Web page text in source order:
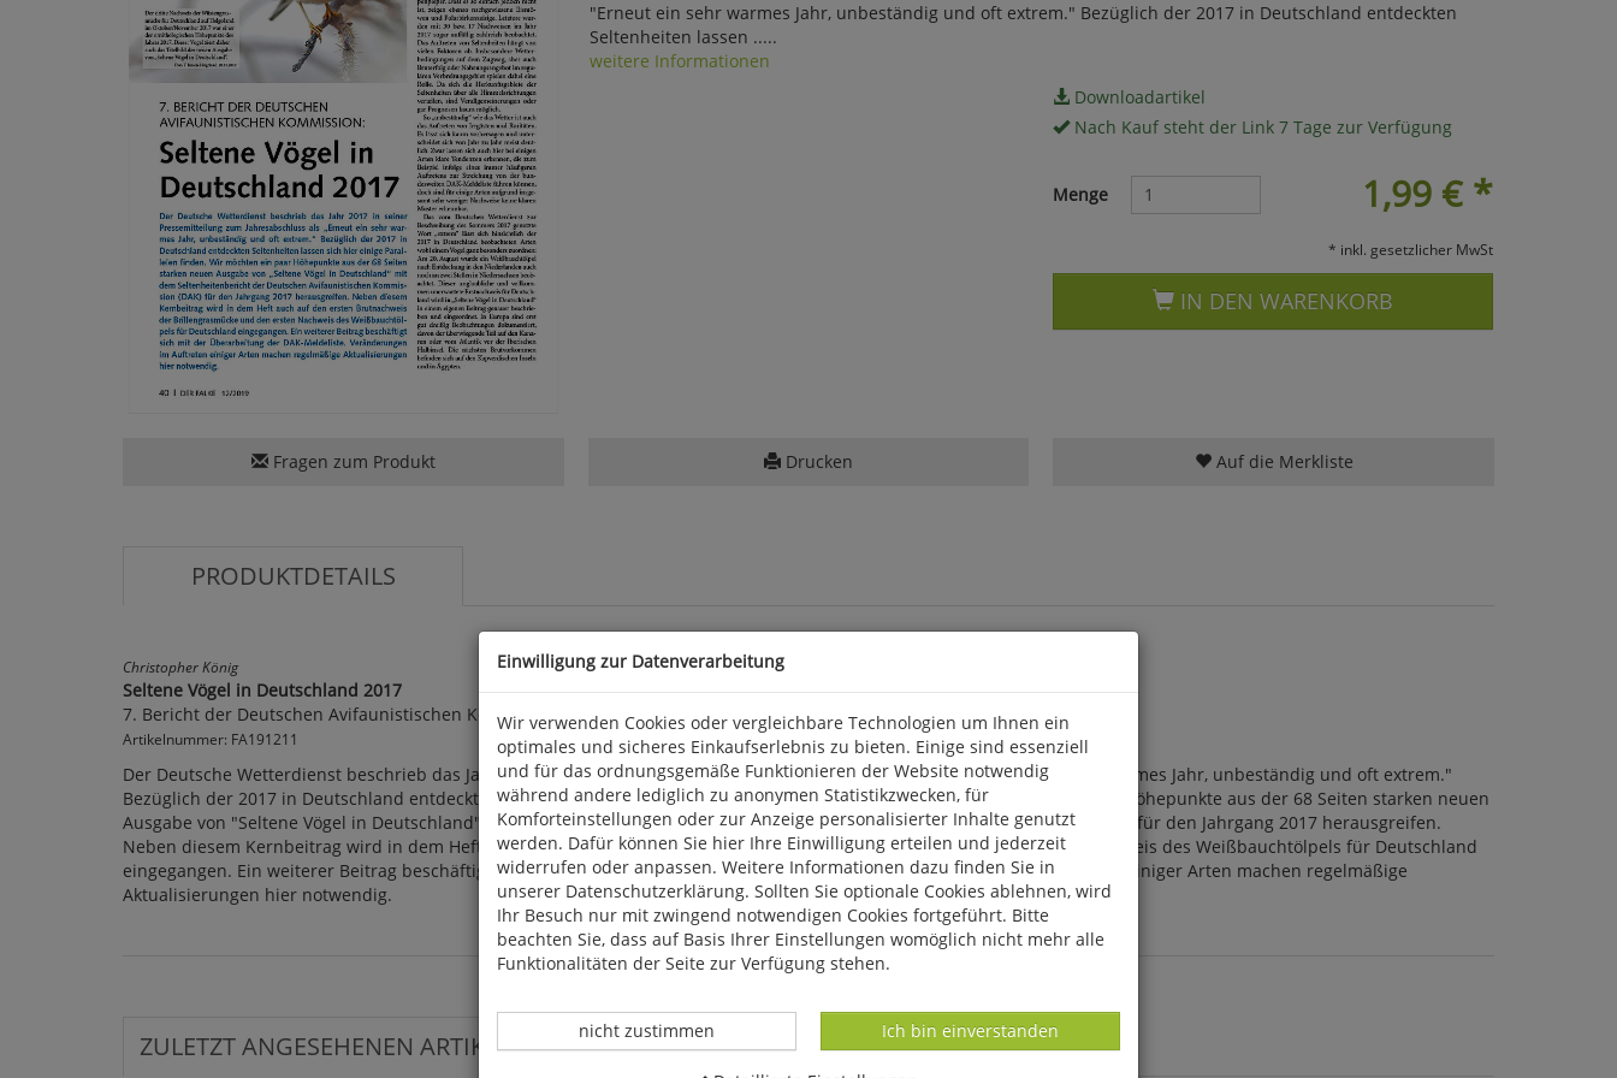
"Erneut ein sehr warmes Jahr, unbeständig und oft extrem." Bezüglich der 2017 in Deutschland entdeckten
Seltenheiten lassen .....
weitere Informationen
Downloadartikel
Nach Kauf steht der Link 7 Tage zur Verfügung
1,99 €*
Menge
* inkl. gesetzlicher MwSt
IN DEN WARENKORB
Fragen zum Produkt Drucken Auf die Merkliste
PRODUKTDETAILS
Christopher König
Seltene Vögel in Deutschland 2017
7. Bericht der Deutschen Avifaunistischen Kommission
Artikelnummer: FA191211
Der Deutsche Wetterdienst beschrieb das Jahr 2017 in seiner Pressemitteilung zum Jahresabschluss als "Erneut ein sehr warmes Jahr, unbeständig und oft extrem."
Bezüglich der 2017 in Deutschland entdeckten Seltenheiten lassen sich hier einige Parallelen finden. Wir möchten ein paar Höhepunkte aus der 68 Seiten starken neuen
Ausgabe von "Seltene Vögel in Deutschland" mit dem Seltenheitenbericht der Deutschen Avifaunistischen Kommission (DAK) für den Jahrgang 2017 herausgreifen.
Neben diesem Kernbeitrag wird in dem Heft auch auf den ersten Brutnachweis der Brillengrasmücke und den ersten Nachweis des Weißbauchtölpels für Deutschland
eingegangen. Ein weiterer Beitrag beschäftigt sich mit der Überarbeitung der DAK-Meldeliste. Veränderungen im Auftreten einiger Arten machen regelmäßige
Aktualisierungen hier notwendig.
ZULETZT ANGESEHENEN ARTIKEL:
Einwilligung zur Datenverarbeitung
Wir verwenden Cookies oder vergleichbare Technologien um Ihnen ein
optimales und sicheres Einkaufserlebnis zu bieten. Einige sind essenziell
und für das ordnungsgemäße Funktionieren der Website notwendig
während andere lediglich zu anonymen Statistikzwecken, für
Komforteinstellungen oder zur Anzeige personalisierter Inhalte genutzt
werden. Dafür können Sie hier Ihre Einwilligung erteilen und jederzeit
widerrufen oder anpassen. Weitere Informationen dazu finden Sie in
unserer Datenschutzerklärung. Sollten Sie optionale Cookies ablehnen, wird
Ihr Besuch nur mit zwingend notwendigen Cookies fortgeführt. Bitte
beachten Sie, dass auf Basis Ihrer Einstellungen womöglich nicht mehr alle
Funktionalitäten der Seite zur Verfügung stehen.
Datenverarbeitung -
Ich bin einverstanden
Datenverarbeitung -
nicht zustimmen